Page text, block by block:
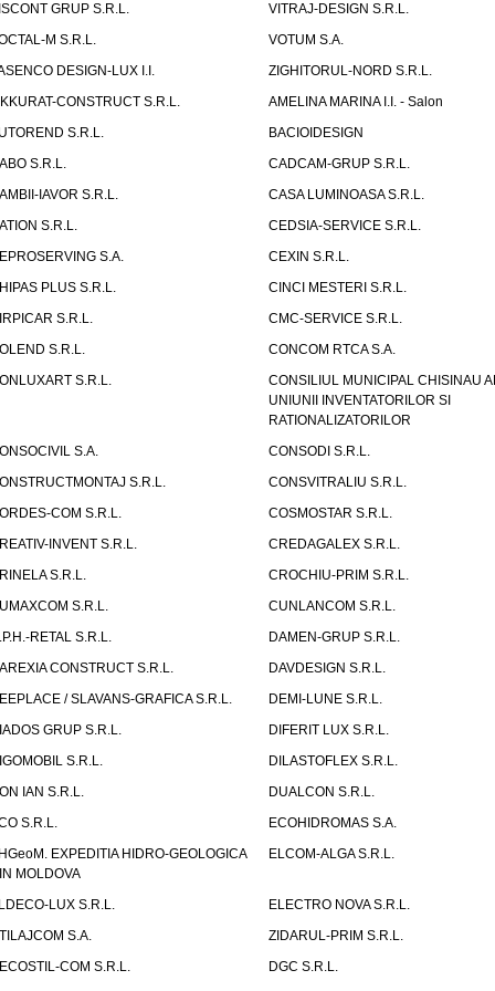
GRUP S.R.L.
VITRAJ-DESIGN S.R.L.
M S.R.L.
VOTUM S.A.
DESIGN-LUX I.I.
ZIGHITORUL-NORD S.R.L.
CONSTRUCT S.R.L.
AMELINA MARINA I.I. - Salon
S.R.L.
BACIOIDESIGN
S.R.L.
CADCAM-GRUP S.R.L.
IAVOR S.R.L.
CASA LUMINOASA S.R.L.
S.R.L.
CEDSIA-SERVICE S.R.L.
S.A.
CEXIN S.R.L.
PLUS S.R.L.
CINCI MESTERI S.R.L.
S.R.L.
CMC-SERVICE S.R.L.
S.R.L.
CONCOM RTCA S.A.
S.R.L.
CONSILIUL MUNICIPAL CHISINAU
UNIUNII INVENTATORILOR SI
RATIONALIZATORILOR
S.A.
CONSODI S.R.L.
S.R.L.
CONSVITRALIU S.R.L.
COM S.R.L.
COSMOSTAR S.R.L.
INVENT S.R.L.
CREDAGALEX S.R.L.
S.R.L.
CROCHIU-PRIM S.R.L.
S.R.L.
CUNLANCOM S.R.L.
RETAL S.R.L.
DAMEN-GRUP S.R.L.
CONSTRUCT S.R.L.
DAVDESIGN S.R.L.
/ SLAVANS-GRAFICA S.R.L.
DEMI-LUNE S.R.L.
GRUP S.R.L.
DIFERIT LUX S.R.L.
S.R.L.
DILASTOFLEX S.R.L.
IAN S.R.L.
DUALCON S.R.L.
S.R.L.
ECOHIDROMAS S.A.
EXPEDITIA HIDRO-GEOLOGICA
MOLDOVA
ELCOM-ALGA S.R.L.
LUX S.R.L.
ELECTRO NOVA S.R.L.
S.A.
ZIDARUL-PRIM S.R.L.
COM S.R.L.
DGC S.R.L.